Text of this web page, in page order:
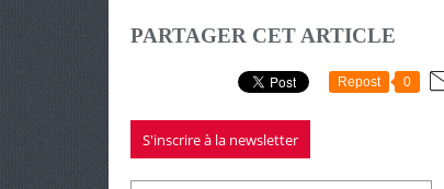
PARTAGER CET ARTICLE
Repost 0
S'inscrire à la newsletter